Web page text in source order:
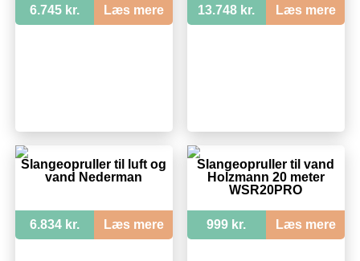
6.745 kr. Læs mere 13.748 kr. Læs mere
Slangeopruller til luft og
vand Nederman
6.834 kr. Læs mere
Slangeopruller til vand
Holzmann 20 meter
WSR20PRO
999 kr. Læs mere